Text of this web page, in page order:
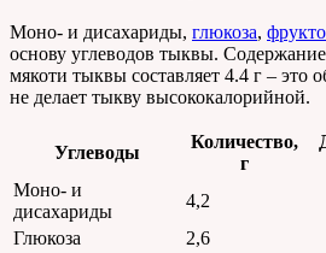
Моно- и дисахариды, глюкоза,
основу углеводов тыквы.
мякоти тыквы составляет 4.4 г – это
не делает тыкву высококалорийной.
Углеводы
Количество,
г
Моно- и
дисахариды
4,2
Глюкоза
2,6